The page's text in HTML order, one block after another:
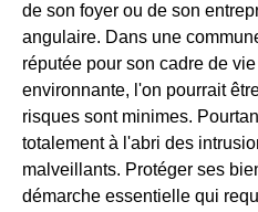
de son foyer ou de son
angulaire. Dans une
réputée pour son cadre de
environnante, l'on pourrait
risques sont minimes.
totalement à l'abri des
malveillants. Protéger ses
démarche essentielle qui